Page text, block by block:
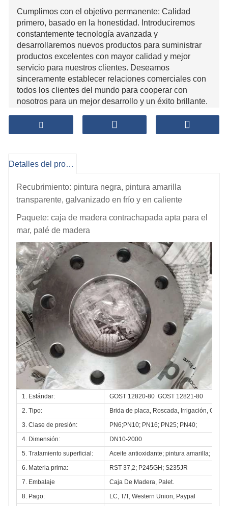
Cumplimos con el objetivo permanente: Calidad
primero, basado en la honestidad. Introduciremos
constantemente tecnología avanzada y
desarrollaremos nuevos productos para suministrar
productos excelentes con mayor calidad y mejor
servicio para nuestros clientes. Deseamos
sinceramente establecer relaciones comerciales con
todos los clientes del mundo para cooperar con
nosotros para un mejor desarrollo y un éxito brillante.
Detalles del producto
Recubrimiento: pintura negra, pintura amarilla
transparente, galvanizado en frío y en caliente
Paquete: caja de madera contrachapada apta para el
mar, palé de madera
1. Estándar:
GOST 12820-80  GOST 12821-80
2. Tipo:
Brida de placa, Roscada, Irrigación,
3. Clase de presión:
PN6;PN10; PN16; PN25; PN40;
4. Dimensión:
DN10-2000
5. Tratamiento superficial:
Aceite antioxidante; pintura amarilla;
6. Materia prima:
RST 37,2; P245GH; S235JR
7. Embalaje
Caja De Madera, Palet.
8. Pago:
LC, T/T, Western Union, Paypal